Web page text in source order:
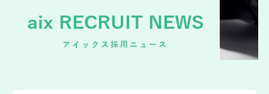
aix RECRUIT NEWS
アイックス採用ニュース